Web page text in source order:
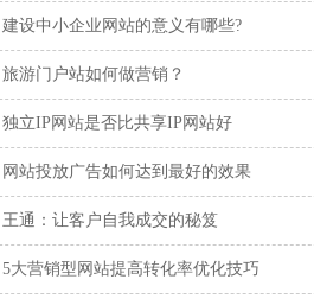
建设中小企业网站的意义有哪些?
旅游门户站如何做营销？
独立IP网站是否比共享IP网站好
网站投放广告如何达到最好的效果
王通：让客户自我成交的秘笈
5大营销型网站提高转化率优化技巧